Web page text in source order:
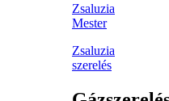
Zsaluzia
Mester
Zsaluzia
szerelés